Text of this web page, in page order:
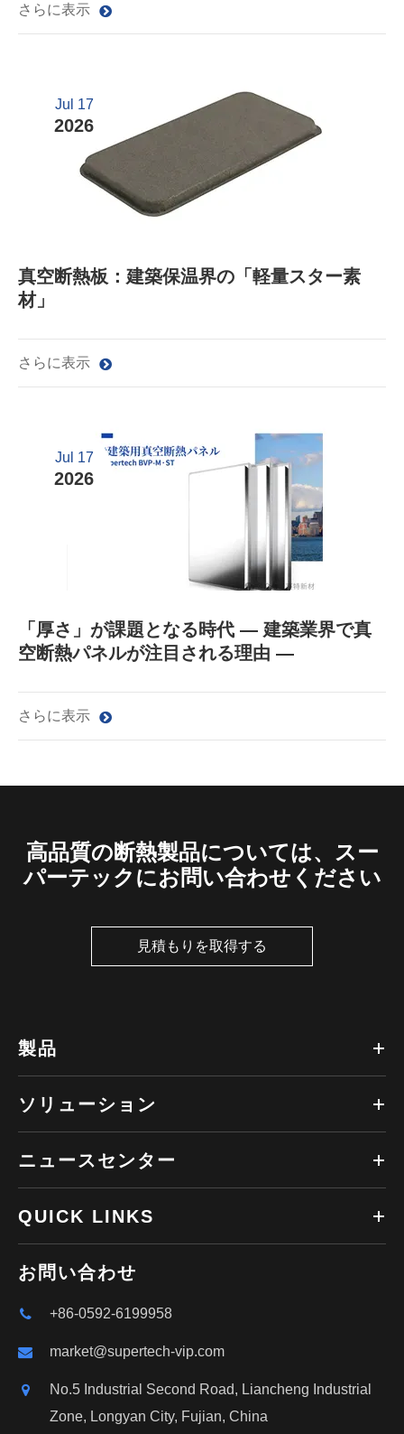
さらに表示
Jul 17
2026
真空断熱板：建築保温界の「軽量スター素
材」
さらに表示
Jul 17
2026
「厚さ」が課題となる時代 ― 建築業界で真
空断熱パネルが注目される理由 ―
さらに表示
高品質の断熱製品については、スー
パーテックにお問い合わせください
見積もりを取得する
製品
ソリューション
ニュースセンター
QUICK LINKS
お問い合わせ
+86-0592-6199958
market@supertech-vip.com
No.5 Industrial Second Road, Liancheng Industrial
Zone, Longyan City, Fujian, China